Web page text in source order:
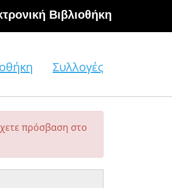
Βιβλιοθήκη
Συλλογές
πρόσβαση στο